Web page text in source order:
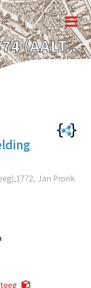
VERPONDING 2574 (AALTJE BAKSTEEG),1772, JAN PRONK
Jan Pronk